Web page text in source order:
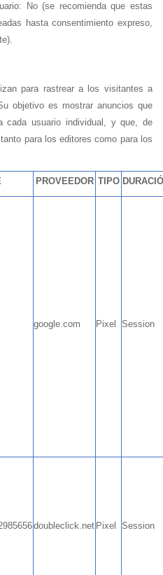
No (se recomienda que estas
hasta consentimiento expreso,
para rastrear a los visitantes a
objetivo es mostrar anuncios que
cada usuario individual, y que, de
para los editores como para los
PROVEEDOR TIPO
google.com Pixel Session
doubleclick.net Pixel Session